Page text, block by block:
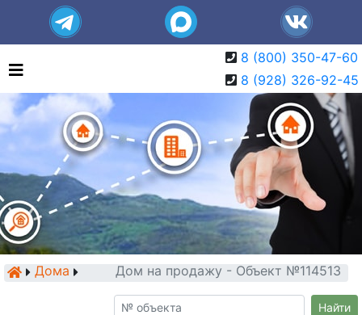
8 (800) 350-47-60
8 (928) 326-92-45
Дома Дом на продажу - Объект №114513
Найти